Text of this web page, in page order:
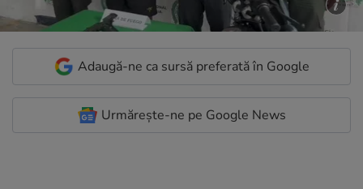
Adaugă-ne ca sursă preferată în Google
Urmărește-ne pe Google News